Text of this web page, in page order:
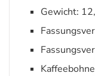
Gewicht: